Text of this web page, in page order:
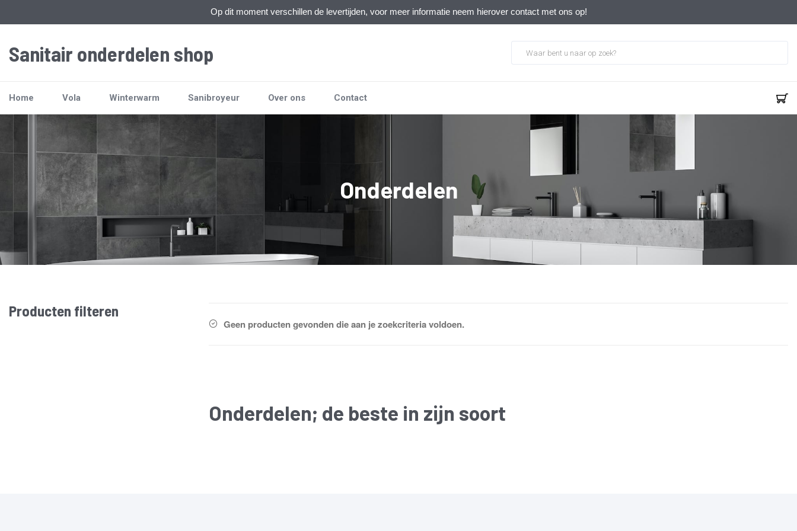
Op dit moment verschillen de levertijden, voor meer informatie neem hierover contact met ons op!
Sanitair onderdelen shop
Home Vola Winterwarm Sanibroyeur Over ons Contact
Onderdelen
Geen producten gevonden die aan je zoekcriteria voldoen.
Producten filteren
Onderdelen; de beste in zijn soort